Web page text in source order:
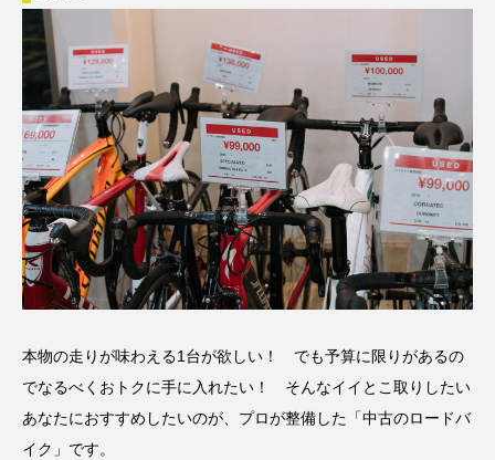
本物の走りが味わえる1台が欲しい！ でも予算に限りがあるの
でなるべくおトクに手に入れたい！ そんなイイとこ取りしたい
あなたにおすすめしたいのが、プロが整備した「中古のロードバ
イク」です。